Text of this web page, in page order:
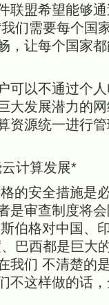
联盟希望能够
们需要每个国
，让每个国家
可以不通过个
大发展潜力的
资源统一进行
计算发展*
的安全措施是
是审查制度将
伯格对中国、
巴西都是巨大
我们 不清楚的
不这样做的话